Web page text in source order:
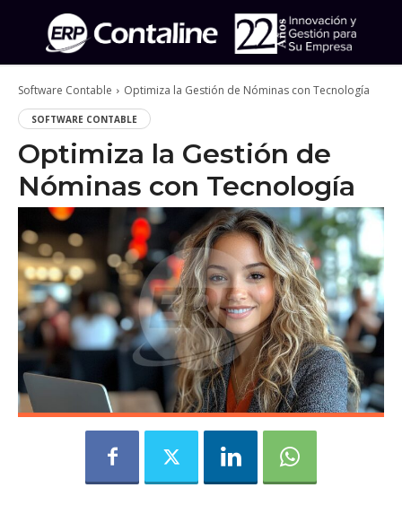
Software Contable Optimiza la Gestión de Nóminas con Tecnología
SOFTWARE CONTABLE
Optimiza la Gestión de
Nóminas con Tecnología